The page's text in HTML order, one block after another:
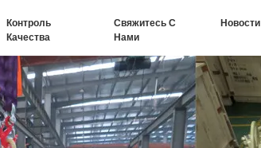
Контроль
Качества
Свяжитесь С
Нами
Новости